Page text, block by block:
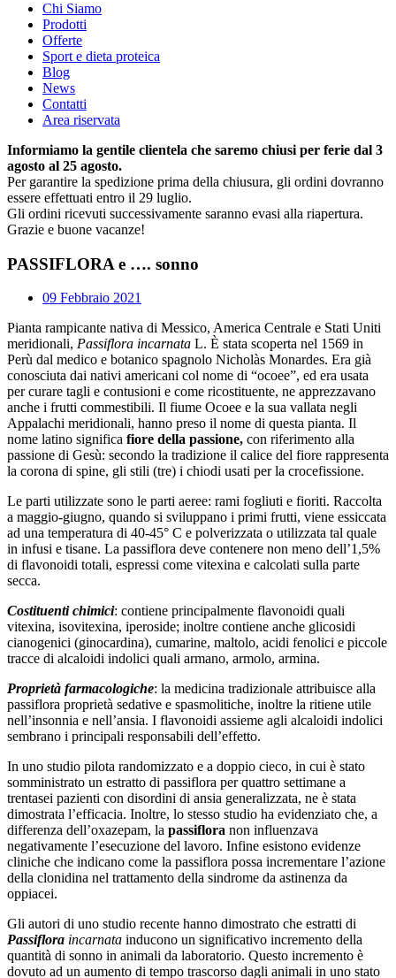
Chi Siamo
Prodotti
Offerte
Sport e dieta proteica
Blog
News
Contatti
Area riservata
Informiamo la gentile clientela che saremo chiusi per ferie dal 3
agosto al 25 agosto.
Per garantire la spedizione prima della chiusura, gli ordini dovranno
essere effettuati entro il 29 luglio.
Gli ordini ricevuti successivamente saranno evasi alla riapertura.
Grazie e buone vacanze!
PASSIFLORA e …. sonno
09 Febbraio 2021
Pianta rampicante nativa di Messico, America Centrale e Stati Uniti
meridionali, Passiflora incarnata L. È stata scoperta nel 1569 in
Perù dal medico e botanico spagnolo Nicholàs Monardes. Era già
conosciuta dai nativi americani col nome di “ocoee”, ed era usata
per curare tagli e contusioni e come ricostituente, ne apprezzavano
anche i frutti commestibili. Il fiume Ocoee e la sua vallata negli
Appalachi meridionali, hanno preso il nome di questa pianta. Il
nome latino significa fiore della passione, con riferimento alla
passione di Gesù: secondo la tradizione il calice del fiore rappresenta
la corona di spine, gli stili (tre) i chiodi usati per la crocefissione.
Le parti utilizzate sono le parti aeree: rami fogliuti e fioriti. Raccolta
a maggio-giugno, quando si sviluppano i primi frutti, viene essiccata
ad una temperatura di 40-45° C e polverizzata o utilizzata tal quale
in infusi e tisane. La passiflora deve contenere non meno dell’1,5%
di flavonoidi totali, espressi come vitexina e calcolati sulla parte
secca.
Costituenti chimici: contiene principalmente flavonoidi quali
vitexina, isovitexina, iperoside; inoltre contiene anche glicosidi
cianogenici (ginocardina), cumarine, maltolo, acidi fenolici e piccole
tracce di alcaloidi indolici quali armano, armolo, armina.
Proprietà farmacologiche: la medicina tradizionale attribuisce alla
passiflora proprietà sedative e spasmolitiche, inoltre la ritiene utile
nell’insonnia e nell’ansia. I flavonoidi assieme agli alcaloidi indolici
sembrano i principali responsabili dell’effetto.
In uno studio pilota randomizzato e a doppio cieco, in cui è stato
somministrato un estratto di passiflora per quattro settimane a
trentasei pazienti con disordini di ansia generalizzata, ne è stata
dimostrata l’efficacia. Inoltre, lo stesso studio ha evidenziato che, a
differenza dell’oxazepam, la passiflora non influenzava
negativamente l’esecuzione del lavoro. Infine esistono evidenze
cliniche che indicano come la passiflora possa incrementare l’azione
della clonidina nel trattamento della sindrome da astinenza da
oppiacei.
Gli autori di uno studio recente hanno dimostrato che estratti di
Passiflora incarnata inducono un significativo incremento della
quantità di sonno in animali da laboratorio. Questo incremento è
dovuto ad un aumento di tempo trascorso dagli animali in uno stato